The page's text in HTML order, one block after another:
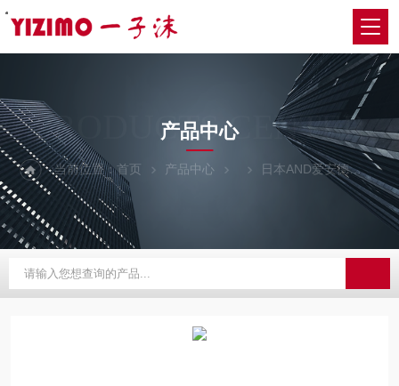
PRODUCTS CENTER
产品中心
当前位置：首页 产品中心 日本AND爱安德 FX-
・・・・・・・・